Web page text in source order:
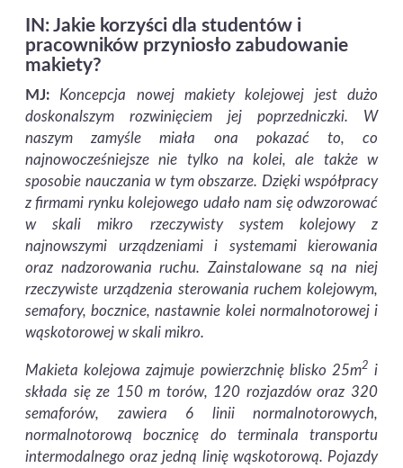
IN: Jakie korzyści dla studentów i
pracowników przyniosło zabudowanie
makiety?
MJ:
Koncepcja nowej makiety kolejowej jest dużo
doskonalszym rozwinięciem jej poprzedniczki. W
naszym zamyśle miała ona pokazać to, co
najnowocześniejsze nie tylko na kolei, ale także w
sposobie nauczania w tym obszarze. Dzięki współpracy
z firmami rynku kolejowego udało nam się odwzorować
w skali mikro rzeczywisty system kolejowy z
najnowszymi urządzeniami i systemami kierowania
oraz nadzorowania ruchu. Zainstalowane są na niej
rzeczywiste urządzenia sterowania ruchem kolejowym,
semafory, bocznice, nastawnie kolei normalnotorowej i
wąskotorowej w skali mikro.
Makieta kolejowa zajmuje powierzchnię blisko 25m2 i
składa się ze 150 m torów, 120 rozjazdów oraz 320
semaforów, zawiera 6 linii normalnotorowych,
normalnotorową bocznicę do terminala transportu
intermodalnego oraz jedną linię wąskotorową. Pojazdy